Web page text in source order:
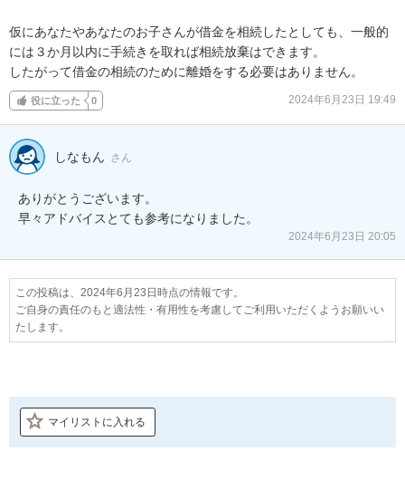
仮にあなたやあなたのお子さんが借金を相続したとしても、一般的
には３か月以内に手続きを取れば相続放棄はできます。
したがって借金の相続のために離婚をする必要はありません。
役に立った 0 2024年6月23日 19:49
しなもん さん
ありがとうございます。
2024年6月23日 20:05
この投稿は、2024年6月23日時点の情報です。
ご自身の責任のもと適法性・有用性を考慮してご利用いただくようお願いい
たします。
マイリストに入れる